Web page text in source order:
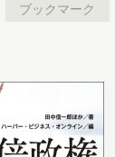
ブックマーク